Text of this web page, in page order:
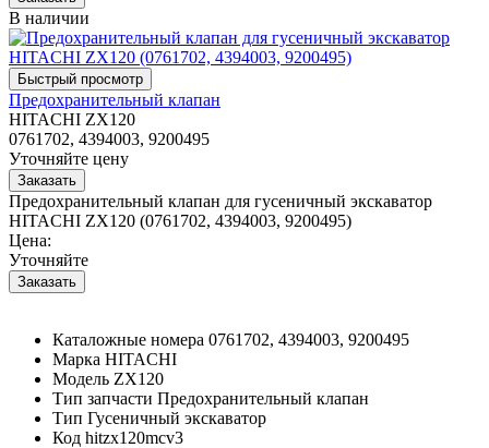
В наличии
Предохранительный клапан
HITACHI ZX120
0761702, 4394003, 9200495
Уточняйте цену
Предохранительный клапан для гусеничный экскаватор
HITACHI ZX120 (0761702, 4394003, 9200495)
Цена:
Уточняйте
Каталожные номера 0761702, 4394003, 9200495
Марка HITACHI
Модель ZX120
Тип запчасти Предохранительный клапан
Тип Гусеничный экскаватор
Код hitzx120mcv3